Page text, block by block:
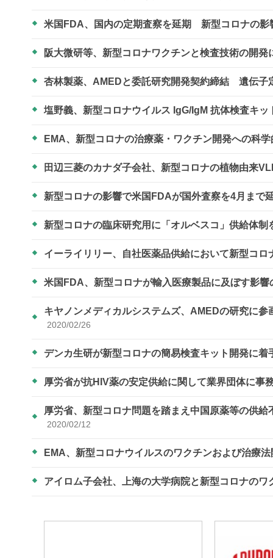
米国FDA、国内の定期査察を延期 新型コロナの影
阪大微研等、新型コロナワクチンと検査技術の開
杏林製薬、AMEDと委託研究開発契約締結 遺伝子
塩野義、新型コロナウイルス IgG/IgM 抗体検査キ
EMA、新型コロナの治療薬・ワクチン開発への科
田辺三菱のカナダ子会社、新型コロナの植物由来
新型コロナの影響で米国FDAが国外査察を4月まで
新型コロナの臨床研究用に「オルベスコ」供給体
イーライリリー、自社医薬品供給において新型コ
米国FDA、新型コロナが輸入医療製品に及ぼす影
キヤノンメディカルシステムズ、AMEDの研究に
2020/02/26
デンカ生研が新型コロナの簡易検査キット開発に着
厚労省が抗HIV薬の安定供給に関して業界団体に
厚労省、新型コロナ問題を踏まえ中国原薬等の供
2020/02/12
EMA、新型コロナウイルスのワクチンおよび治療
アイロム子会社、上海の大学病院と新型コロナの